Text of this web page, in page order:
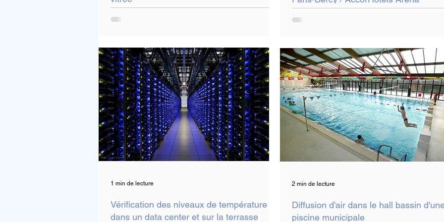
Vérification des niveaux de température
dans un data center et sur la terrasse
1 min de lecture
Diffusion d'air dans le hall bassin
piscine municipale
2 min de lecture